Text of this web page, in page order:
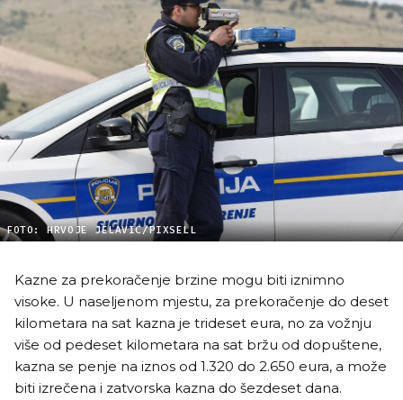
FOTO: HRVOJE JELAVIC/PIXSELL
Kazne za prekoračenje brzine mogu biti iznimno
visoke. U naseljenom mjestu, za prekoračenje do deset
kilometara na sat kazna je trideset eura, no za vožnju
više od pedeset kilometara na sat bržu od dopuštene,
kazna se penje na iznos od 1.320 do 2.650 eura, a može
biti izrečena i zatvorska kazna do šezdeset dana.